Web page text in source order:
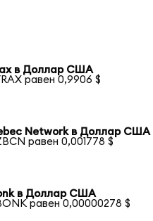
в Доллар США
равен 0,9906 $
Network в Доллар США
равен 0,001778 $
в Доллар США
равен 0,00000278 $